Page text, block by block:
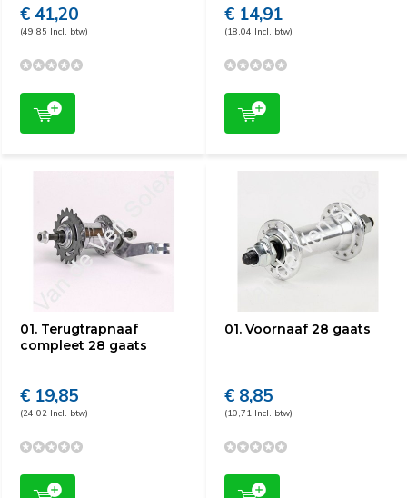
€ 41,20
(49,85 Incl. btw)
€ 14,91
(18,04 Incl. btw)
01. Terugtrapnaaf
compleet 28 gaats
€ 19,85
(24,02 Incl. btw)
01. Voornaaf 28 gaats
€ 8,85
(10,71 Incl. btw)